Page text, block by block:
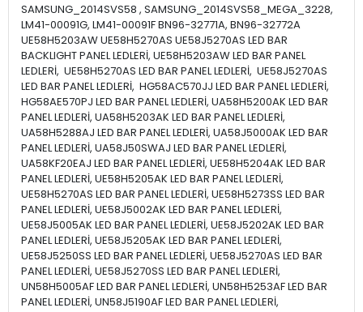
SAMSUNG_2014SVS58 , SAMSUNG_2014SVS58_MEGA_3228,
LM41-00091G, LM41-00091F BN96-32771A, BN96-32772A
UE58H5203AW UE58H5270AS UE58J5270AS LED BAR
BACKLIGHT PANEL LEDLERİ, UE58H5203AW LED BAR PANEL
LEDLERİ, UE58H5270AS LED BAR PANEL LEDLERİ, UE58J5270AS
LED BAR PANEL LEDLERİ, HG58AC570JJ LED BAR PANEL LEDLERİ,
HG58AE570PJ LED BAR PANEL LEDLERİ, UA58H5200AK LED BAR
PANEL LEDLERİ, UA58H5203AK LED BAR PANEL LEDLERİ,
UA58H5288AJ LED BAR PANEL LEDLERİ, UA58J5000AK LED BAR
PANEL LEDLERİ, UA58J50SWAJ LED BAR PANEL LEDLERİ,
UA58KF20EAJ LED BAR PANEL LEDLERİ, UE58H5204AK LED BAR
PANEL LEDLERİ, UE58H5205AK LED BAR PANEL LEDLERİ,
UE58H5270AS LED BAR PANEL LEDLERİ, UE58H5273SS LED BAR
PANEL LEDLERİ, UE58J5002AK LED BAR PANEL LEDLERİ,
UE58J5005AK LED BAR PANEL LEDLERİ, UE58J5202AK LED BAR
PANEL LEDLERİ, UE58J5205AK LED BAR PANEL LEDLERİ,
UE58J5250SS LED BAR PANEL LEDLERİ, UE58J5270AS LED BAR
PANEL LEDLERİ, UE58J5270SS LED BAR PANEL LEDLERİ,
UN58H5005AF LED BAR PANEL LEDLERİ, UN58H5253AF LED BAR
PANEL LEDLERİ, UN58J5190AF LED BAR PANEL LEDLERİ,